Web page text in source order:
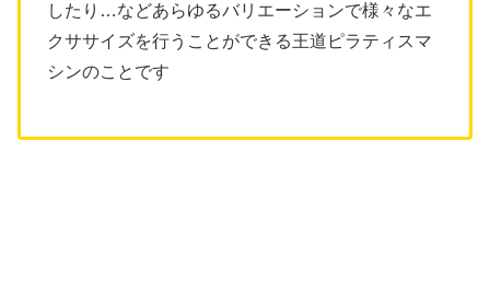
したり…などあらゆるバリエーションで様々なエ
クササイズを行うことができる王道ピラティスマ
シンのことです